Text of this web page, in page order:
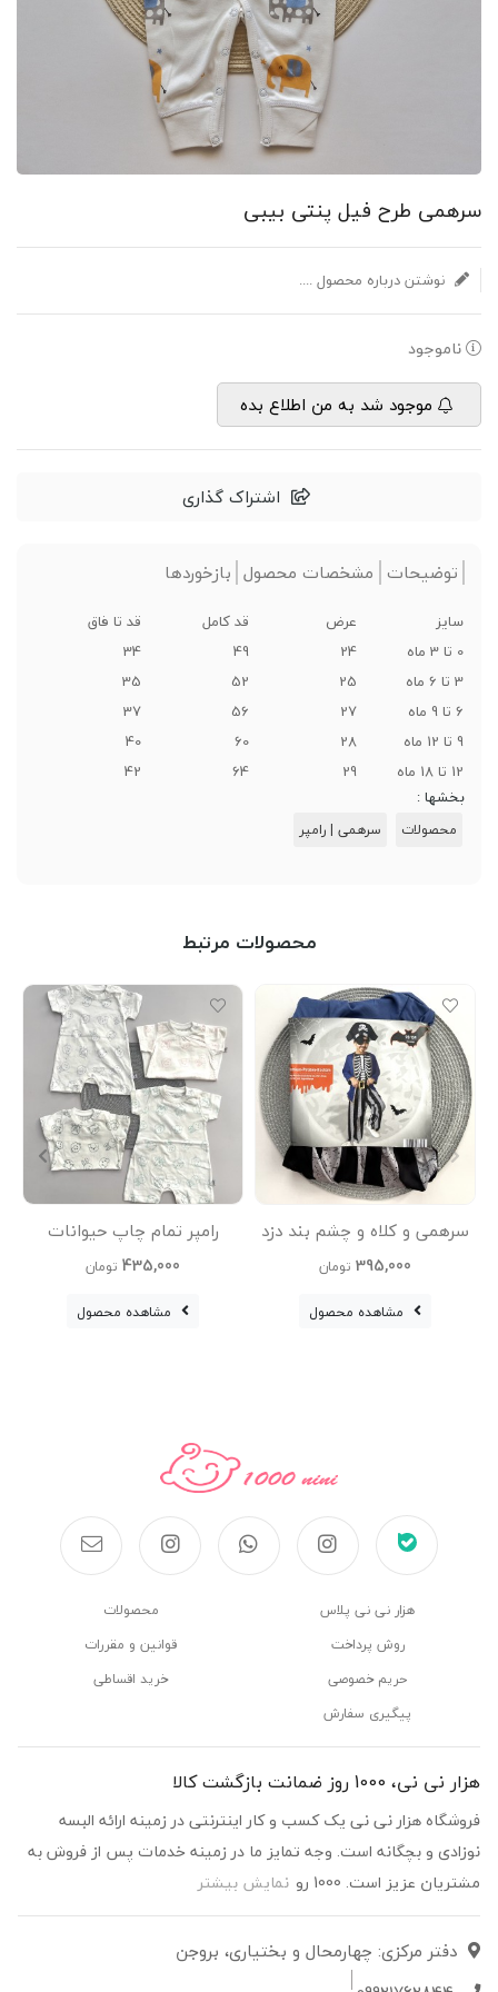
سرهمی طرح فیل پنتی بیبی
نوشتن درباره محصول ....
ناموجود
موجود شد به من اطلاع بده
اشتراک گذاری
توضیحات مشخصات محصول بازخوردها
سایز عرض قد کامل
قد تا فاق
0 تا 3 ماه
24
49
34
3 تا 6 ماه
25
52
35
6 تا 9 ماه
27
56
37
9 تا 12 ماه
28
60
40
12 تا 18 ماه
29
64
42
بخشها :
محصولات سرهمی | رامپر
محصولات مرتبط
سرهمی و کلاه و چشم بند دزد
دریایی
395,000 تومان
مشاهده محصول
رامپر تمام چاپ حیوانات
وچیون
435,000 تومان
مشاهده محصول
هزار نی نی پلاس
محصولات
روش پرداخت
قوانین و مقررات
حریم خصوصی
خرید اقساطی
پیگیری سفارش
هزار نی نی، 1000 روز ضمانت بازگشت کالا
فروشگاه هزار نی نی یک کسب و کار اینترنتی در زمینه ارائه البسه
نوزادی و بچگانه است. وجه تمایز ما در زمینه خدمات پس از فروش به
مشتریان عزیز است. 1000 رو
نمایش بیشتر
دفتر مرکزی: چهارمحال و بختیاری، بروجن